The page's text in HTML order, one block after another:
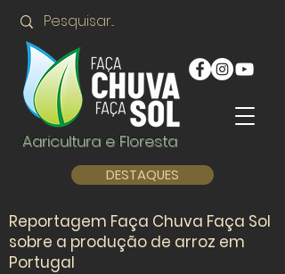
Agricultura e Floresta
DESTAQUES
Reportagem Faça Chuva Faça Sol
sobre a produção de arroz em
Portugal